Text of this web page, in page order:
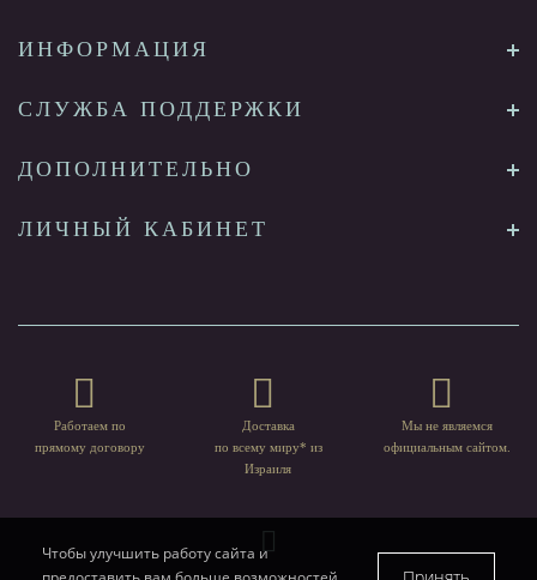
ИНФОРМАЦИЯ
СЛУЖБА ПОДДЕРЖКИ
ДОПОЛНИТЕЛЬНО
ЛИЧНЫЙ КАБИНЕТ
Работаем по
прямому договору
Доставка
по всему миру* из
Израиля
Мы не являемся
официальным сайтом.
Чтобы улучшить работу сайта и